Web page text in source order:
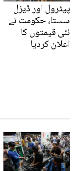
پیٹرول اور ڈیزل
سستا، حکومت نے
نئی قیمتوں کا
اعلان کردیا